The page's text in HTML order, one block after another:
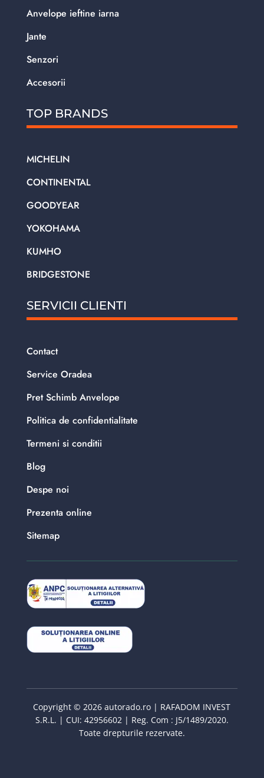
Anvelope ieftine iarna
Jante
Senzori
Accesorii
TOP BRANDS
MICHELIN
CONTINENTAL
GOODYEAR
YOKOHAMA
KUMHO
BRIDGESTONE
SERVICII CLIENTI
Contact
Service Oradea
Pret Schimb Anvelope
Politica de confidentialitate
Termeni si conditii
Blog
Despe noi
Prezenta online
Sitemap
Copyright © 2026 autorado.ro | RAFADOM INVEST
S.R.L. | CUI: 42956602 | Reg. Com : J5/1489/2020.
Toate drepturile rezervate.